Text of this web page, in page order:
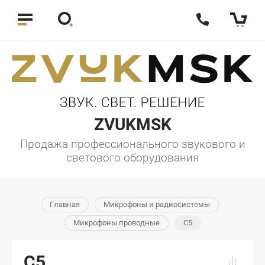
ZVUKMSK
Продажа профессионального звукового и
светового оборудования
Главная Микрофоны и радиосистемы
Микрофоны проводные C5